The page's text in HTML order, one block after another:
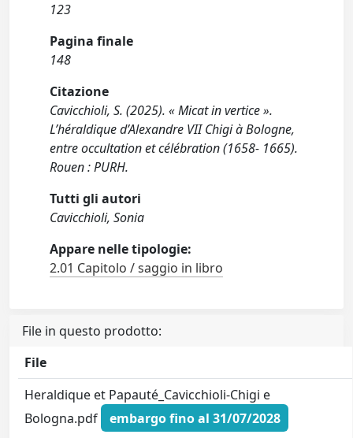
123
Pagina finale
148
Citazione
Cavicchioli, S. (2025). « Micat in vertice ».
L’héraldique d’Alexandre VII Chigi à Bologne,
entre occultation et célébration (1658- 1665).
Rouen : PURH.
Tutti gli autori
Cavicchioli, Sonia
Appare nelle tipologie:
2.01 Capitolo / saggio in libro
File in questo prodotto:
File
Heraldique et Papauté_Cavicchioli-Chigi e
Bologna.pdf
embargo fino al 31/07/2028